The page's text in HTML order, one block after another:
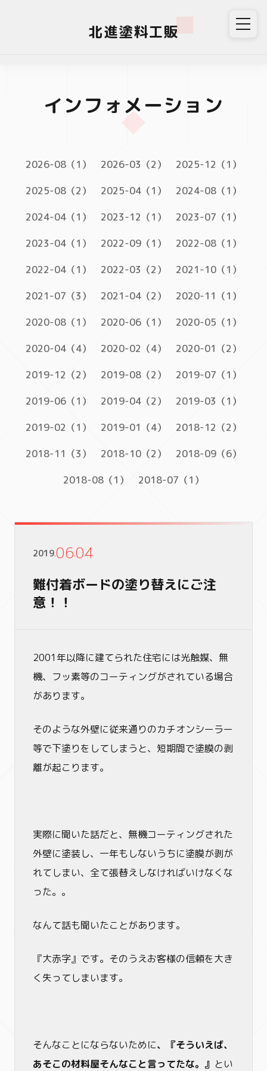
北進塗料工販
インフォメーション
2026-08（1） 2026-03（2）
2025-12（1）
2025-08（2）
2025-04（1）
2024-08（1）
2024-04（1）
2023-12（1）
2023-07（1）
2023-04（1）
2022-09（1）
2022-08（1）
2022-04（1）
2022-03（2）
2021-10（1）
2021-07（3）
2021-04（2）
2020-11（1）
2020-08（1）
2020-06（1）
2020-05（1）
2020-04（4）
2020-02（4）
2020-01（2）
2019-12（2）
2019-08（2）
2019-07（1）
2019-06（1）
2019-04（2）
2019-03（1）
2019-02（1）
2019-01（4）
2018-12（2）
2018-11（3）
2018-10（2）
2018-09（6）
2018-08（1）
2018-07（1）
2019.06.04
難付着ボードの塗り替えにご注
意！！
2001年以降に建てられた住宅には光触媒、無
機、フッ素等のコーティングがされている場合
があります。
そのような外壁に従来通りのカチオンシーラー
等で下塗りをしてしまうと、短期間で塗膜の剥
離が起こります。
実際に聞いた話だと、無機コーティングされた
外壁に塗装し、一年もしないうちに塗膜が剥が
れてしまい、全て張替えしなければいけなくな
った。。
なんて話も聞いたことがあります。
『大赤字』です。そのうえお客様の信頼を大き
く失ってしまいます。
そんなことにならないために、『そういえば、
あそこの材料屋そんなこと言ってたな。』 とい